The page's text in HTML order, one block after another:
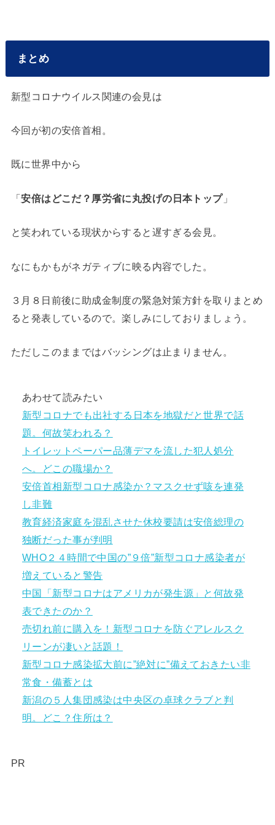
まとめ
新型コロナウイルス関連の会見は
今回が初の安倍首相。
既に世界中から
「安倍はどこだ？厚労省に丸投げの日本トップ」
と笑われている現状からすると遅すぎる会見。
なにもかもがネガティブに映る内容でした。
３月８日前後に助成金制度の緊急対策方針を取りまとめ
ると発表しているので。楽しみにしておりましょう。
ただしこのままではバッシングは止まりません。
あわせて読みたい
新型コロナでも出社する日本を地獄だと世界で話
題。何故笑われる？
トイレットペーパー品薄デマを流した犯人処分
へ。どこの職場か？
安倍首相新型コロナ感染か？マスクせず咳を連発
し非難
教育経済家庭を混乱させた休校要請は安倍総理の
独断だった事が判明
WHO２４時間で中国の”９倍”新型コロナ感染者が
増えていると警告
中国「新型コロナはアメリカが発生源」と何故発
表できたのか？
売切れ前に購入を！新型コロナを防ぐアレルスク
リーンが凄いと話題！
新型コロナ感染拡大前に”絶対に”備えておきたい非
常食・備蓄とは
新潟の５人集団感染は中央区の卓球クラブと判
明。どこ？住所は？
PR